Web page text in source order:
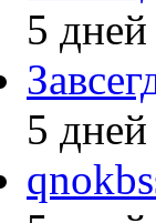
5 дней
5 дней